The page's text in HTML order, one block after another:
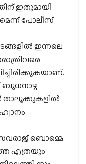
ഇതുമായി
പോലീസ്
ഇന്നലെ
ബുധനാഴ്ച
താലൂക്കുകളില്‍
ബൊമ്മെ
എത്രയും